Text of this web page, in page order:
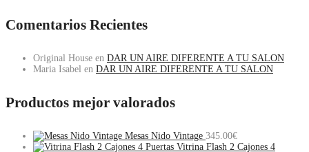
Comentarios Recientes
Original House en DAR UN AIRE DIFERENTE A TU SALON
Maria Isabel en DAR UN AIRE DIFERENTE A TU SALON
Productos mejor valorados
Mesas Nido Vintage 345.00€
Vitrina Flash 2 Cajones 4